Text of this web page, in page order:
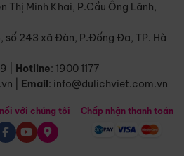
Thị Minh Khai, P.Cầu Ông Lãnh,
số 243 xã Đàn, P.Đống Đa, TP. Hà
Hotline: 1900 1177
Email: info@dulichviet.com.vn
với chúng tôi Chấp nhận thanh toán